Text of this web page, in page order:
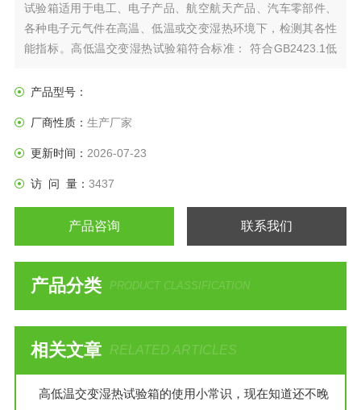
试验箱适用于电工、电子产品、航空航天产品、汽车零部件、
各种电子元气件在高温、低温或交变湿热环境下，检测其各性
能指标。高低温交变湿热试验箱符合标准： 符合GB2423.1低
验方法、GB2423.4交变湿热试验方法、GB10592高低温试验
产品型号：
厂商性质： 生产厂家
更新时间： 2026-07-23
访 问 量： 3437
产品咨询 联系我们
产品分类 PRODUCT CLASSIFICATION
相关文章 RELATED ARTICLES
高低温交变湿热试验箱的使用小常识，现在知道还不晚